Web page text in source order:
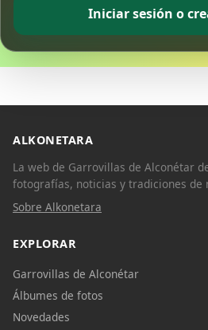
Iniciar sesión o
ALKONETARA
La web de Garrovillas de Alconétar
fotografías, noticias y tradiciones de
Sobre Alkonetara
EXPLORAR
Garrovillas de Alconétar
Álbumes de fotos
Novedades